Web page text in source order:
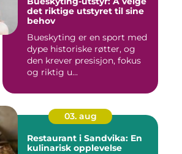
det riktige utstyret til sine
behov
Bueskyting er en sport med
dype historiske røtter, og
den krever presisjon, fokus
og riktig u...
03. aug
Restaurant i Sandvika: En
kulinarisk opplevelse